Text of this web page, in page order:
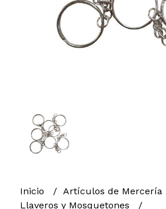
Inicio
Artículos de Mercería
Llaveros y Mosquetones